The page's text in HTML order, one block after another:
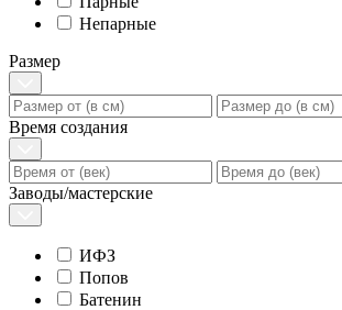
Непарные
Размер
Время создания
Заводы/мастерские
ИФЗ
Попов
Батенин